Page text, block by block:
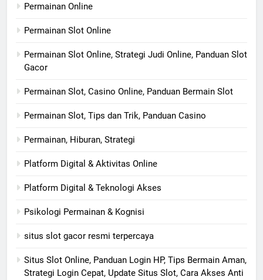
Permainan Online
Permainan Slot Online
Permainan Slot Online, Strategi Judi Online, Panduan Slot
Gacor
Permainan Slot, Casino Online, Panduan Bermain Slot
Permainan Slot, Tips dan Trik, Panduan Casino
Permainan, Hiburan, Strategi
Platform Digital & Aktivitas Online
Platform Digital & Teknologi Akses
Psikologi Permainan & Kognisi
situs slot gacor resmi terpercaya
Situs Slot Online, Panduan Login HP, Tips Bermain Aman,
Strategi Login Cepat, Update Situs Slot, Cara Akses Anti